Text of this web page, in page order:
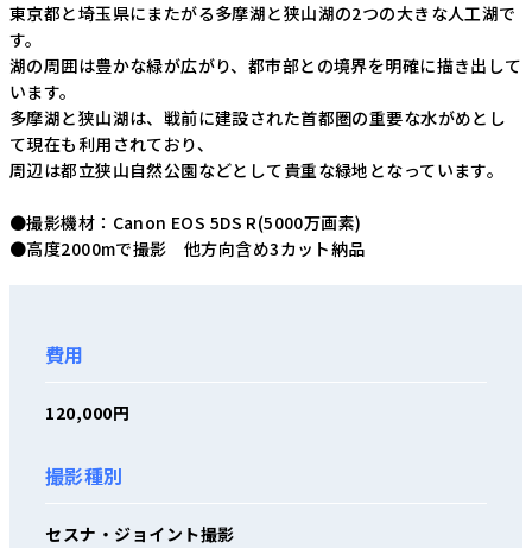
東京都と埼玉県にまたがる多摩湖と狭山湖の2つの大きな人工湖で
す。
湖の周囲は豊かな緑が広がり、都市部との境界を明確に描き出して
います。
多摩湖と狭山湖は、戦前に建設された首都圏の重要な水がめとし
て現在も利用されており、
周辺は都立狭山自然公園などとして貴重な緑地となっています。
●撮影機材：Canon EOS 5DS R(5000万画素)
●高度2000mで撮影 他方向含め3カット納品
費用
120,000円
撮影種別
セスナ・ジョイント撮影